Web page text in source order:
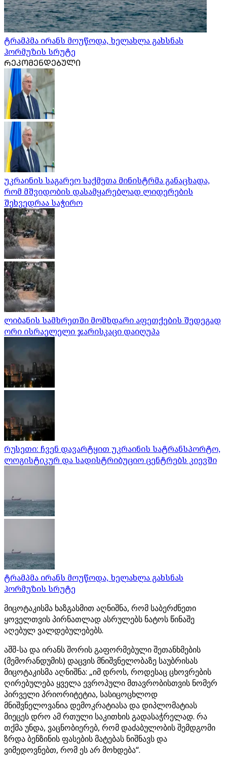
ტრამპმა ირანს მოუწოდა, ხელახლა გახსნას
ჰორმუზის სრუტე
ᲠᲔᲙᲝᲛᲔᲜᲓᲔᲑᲣᲚᲘ
უკრაინის საგარეო საქმეთა მინისტრმა განაცხადა,
რომ მშვიდობის დასამყარებლად ლიდერების
შეხვედრაა საჭირო
ლიბანის სამხრეთში მომხდარი აფეთქების შედეგად
ორი ისრაელელი ჯარისკაცი დაიღუპა
რუსეთი: ჩვენ დავარტყით უკრაინის სატრანსპორტო,
ლოგისტიკურ და სადისტრიბუციო ცენტრებს კიევში
ტრამპმა ირანს მოუწოდა, ხელახლა გახსნას
ჰორმუზის სრუტე
მიცოტაკისმა ხაზგასმით აღნიშნა, რომ საბერძნეთი
ყოველთვის პირნათლად ასრულებს ნატოს წინაშე
აღებულ ვალდებულებებს.
აშშ-სა და ირანს შორის გაფორმებული შეთანხმების
(მემორანდუმის) დაცვის მნიშვნელობაზე საუბრისას
მიცოტაკისმა აღნიშნა: „იმ დროს, როდესაც ცხოვრების
ღირებულება ყველა ევროპული მთავრობისთვის ნომერ
პირველი პრიორიტეტია, სასიცოცხლოდ
მნიშვნელოვანია დემოკრატიასა და დიპლომატიას
მიეცეს დრო ამ რთული საკითხის გადასაჭრელად. რა
თქმა უნდა, ვაცნობიერებ, რომ დაძაბულობის შემდგომი
ზრდა ბენზინის ფასების მატებას ნიშნავს და
ვიმედოვნებთ, რომ ეს არ მოხდება“.